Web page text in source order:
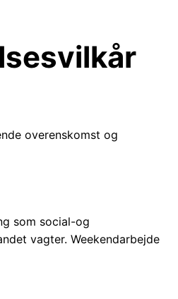
overenskomst og
som social-og
vagter. Weekendarbejde